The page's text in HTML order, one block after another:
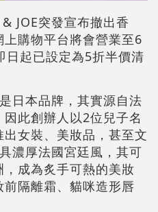
JOE突發宣布撤出香
購物平台將會營業至6
日起已設定為5折半價清
日本品牌，其實源自法
此創辦人以2位兒子名
女裝、美妝品，甚至文
濃厚法國宮廷風，其可
成為炙手可熱的美妝
隔離霜、貓咪造形唇